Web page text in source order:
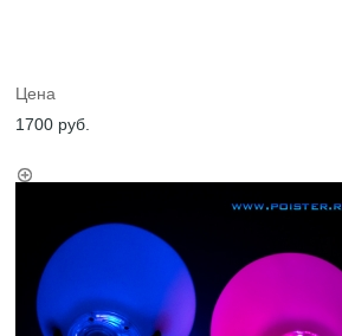
Цена
1700 руб.